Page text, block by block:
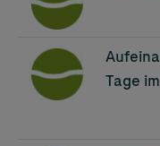
Image
Tage